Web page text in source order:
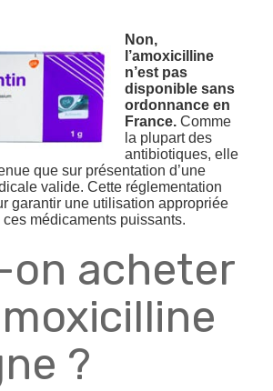
Non,
l’amoxicilline
n’est pas
disponible sans
ordonnance en
France. Comme
la plupart des
antibiotiques, elle
que sur présentation d’une
valide. Cette réglementation
garantir une utilisation appropriée
médicaments puissants.
on acheter
?